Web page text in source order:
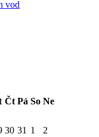
vod
Čt Pá So Ne
30 31 1 2